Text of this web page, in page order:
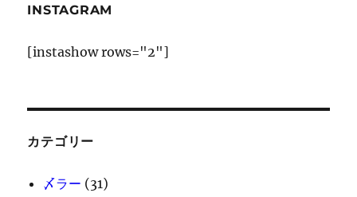
INSTAGRAM
[instashow rows="2"]
カテゴリー
〆ラー (31)